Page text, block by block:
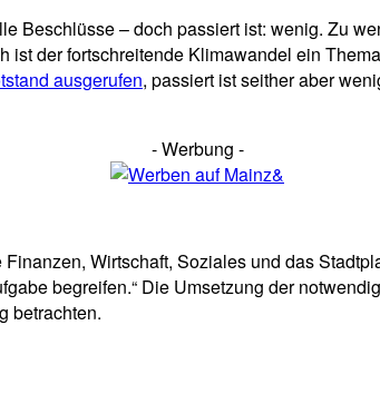
Beschlüsse – doch passiert ist: wenig. Zu
ist der fortschreitende Klimawandel ein
ausgerufen, passiert ist seither aber
- Werbung -
Wirtschaft, Soziales und das
begreifen.“ Die Umsetzung der
betrachten.